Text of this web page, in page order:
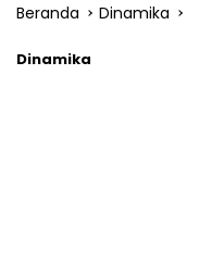
Beranda Dinamika
Dinamika